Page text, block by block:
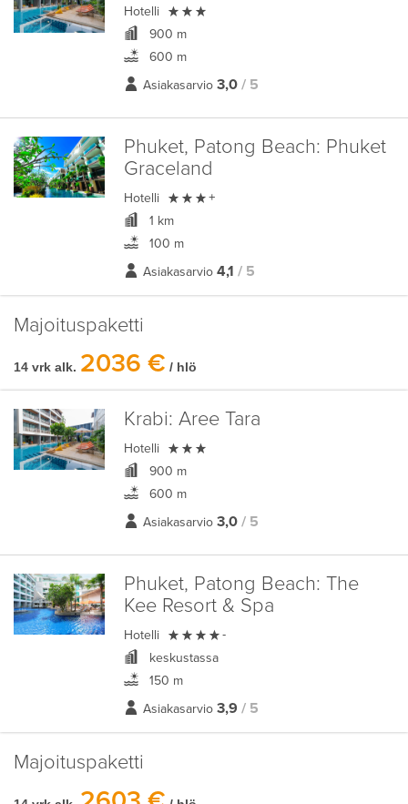
Hotelli 
900 m
600 m
Asiakasarvio 3,0 / 5
Phuket, Patong Beach: Phuket
Graceland
Hotelli  +
1 km
100 m
Asiakasarvio 4,1 / 5
Majoituspaketti
14 vrk alk. 2036 € / hlö
Krabi: Aree Tara
Hotelli 
900 m
600 m
Asiakasarvio 3,0 / 5
Phuket, Patong Beach: The
Kee Resort & Spa
Hotelli  -
keskustassa
150 m
Asiakasarvio 3,9 / 5
Majoituspaketti